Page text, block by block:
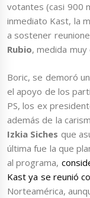
votantes (casi 900
inmediato Kast, la
a sostener
Rubio, medida
Boric, se demoró
el apoyo de los
PS, los ex
además de la
Izkia Siches que
última fue la que
al programa,
Kast ya se reunió
Norteamérica,